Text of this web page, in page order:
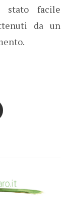
stato facile
da un